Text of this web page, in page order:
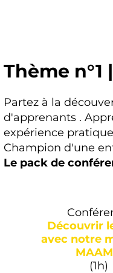
Thème
Partez à la
d'apprenants .
expérience
Champion d'une
Le pack de
Découvrir
avec notre
(1h)